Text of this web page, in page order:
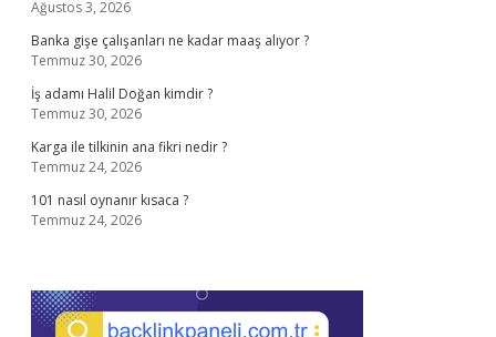
Ağustos 3, 2026
Banka gişe çalışanları ne kadar maaş alıyor ?
Temmuz 30, 2026
İş adamı Halil Doğan kimdir ?
Temmuz 30, 2026
Karga ile tilkinin ana fikri nedir ?
Temmuz 24, 2026
101 nasıl oynanır kısaca ?
Temmuz 24, 2026